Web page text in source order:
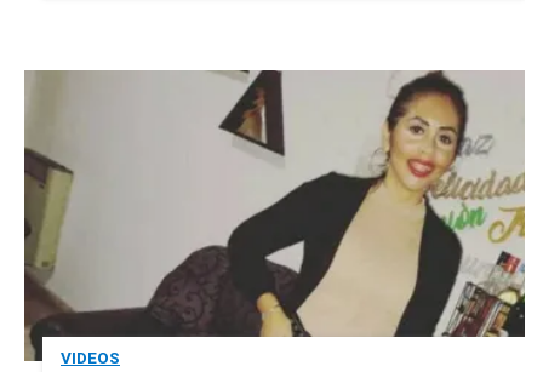
VIDEOS